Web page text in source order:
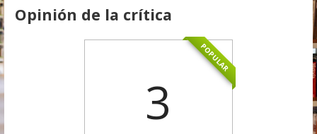
Opinión de la crítica
POPULAR
3